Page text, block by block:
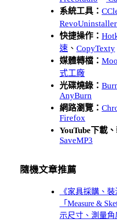
系統工具：
快捷操作：
速 、 CopyTexty
媒體轉檔：
式工廠
光碟燒錄：
AnyBurn
網路瀏覽：
Firefox
YouTube下載
SaveMP3
隨機文章推薦
《家具採購、裝
「Measure &
示尺寸、測量角